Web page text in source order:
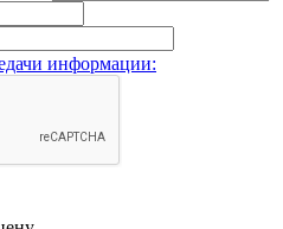
информации: